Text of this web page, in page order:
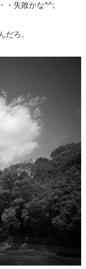
・失敗かな^^;
だろ。